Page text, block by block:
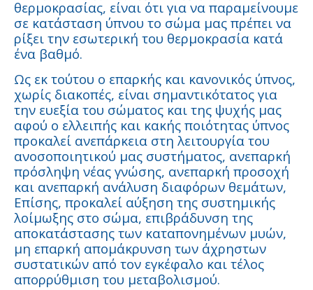
θερμοκρασίας, είναι ότι για να παραμείνουμε
σε κατάσταση ύπνου το σώμα μας πρέπει να
ρίξει την εσωτερική του θερμοκρασία κατά
ένα βαθμό.
Ως εκ τούτου ο επαρκής και κανονικός ύπνος,
χωρίς διακοπές, είναι σημαντικότατος για
την ευεξία του σώματος και της ψυχής μας
αφού ο ελλειπής και κακής ποιότητας ύπνος
προκαλεί ανεπάρκεια στη λειτουργία του
ανοσοποιητικού μας συστήματος, ανεπαρκή
πρόσληψη νέας γνώσης, ανεπαρκή προσοχή
και ανεπαρκή ανάλυση διαφόρων θεμάτων,
Επίσης, προκαλεί αύξηση της συστημικής
λοίμωξης στο σώμα, επιβράδυνση της
αποκατάστασης των καταπονημένων μυών,
μη επαρκή απομάκρυνση των άχρηστων
συστατικών από τον εγκέφαλο και τέλος
απορρύθμιση του μεταβολισμού.